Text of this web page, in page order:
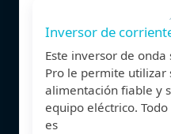
Inversor de
Este inversor de
Pro le permite utilizar
alimentación fiable y
equipo eléctrico.
es